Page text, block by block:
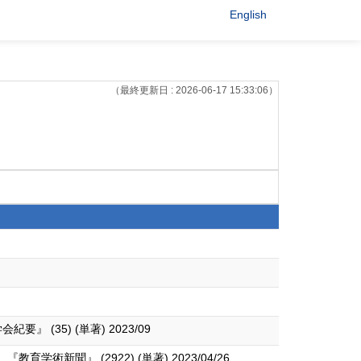
English
（最終更新日 : 2026-06-17 15:33:06）
紀要』 (35) (単著) 2023/09
教育学術新聞』 (2922) (単著) 2023/04/26